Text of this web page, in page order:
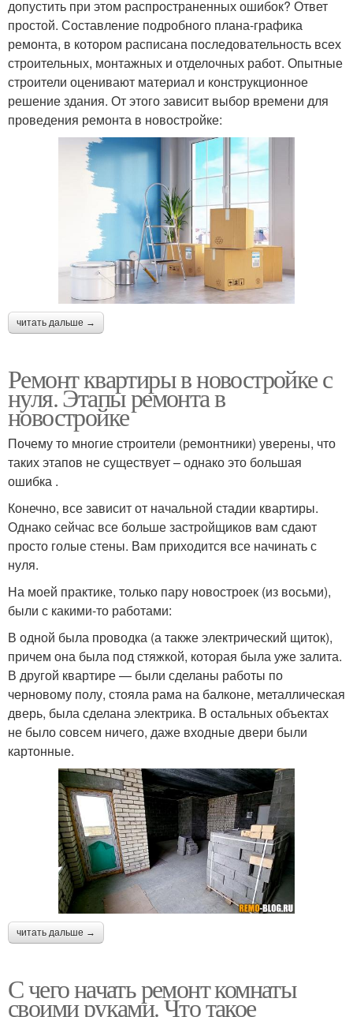
допустить при этом распространенных ошибок? Ответ
простой. Составление подробного плана-графика
ремонта, в котором расписана последовательность всех
строительных, монтажных и отделочных работ. Опытные
строители оценивают материал и конструкционное
решение здания. От этого зависит выбор времени для
проведения ремонта в новостройке:
читать дальше →
Ремонт квартиры в новостройке с
нуля. Этапы ремонта в
новостройке
Почему то многие строители (ремонтники) уверены, что
таких этапов не существует – однако это большая
ошибка .
Конечно, все зависит от начальной стадии квартиры.
Однако сейчас все больше застройщиков вам сдают
просто голые стены. Вам приходится все начинать с
нуля.
На моей практике, только пару новостроек (из восьми),
были с какими-то работами:
В одной была проводка (а также электрический щиток),
причем она была под стяжкой, которая была уже залита.
В другой квартире — были сделаны работы по
черновому полу, стояла рама на балконе, металлическая
дверь, была сделана электрика. В остальных объектах
не было совсем ничего, даже входные двери были
картонные.
читать дальше →
С чего начать ремонт комнаты
своими руками. Что такое